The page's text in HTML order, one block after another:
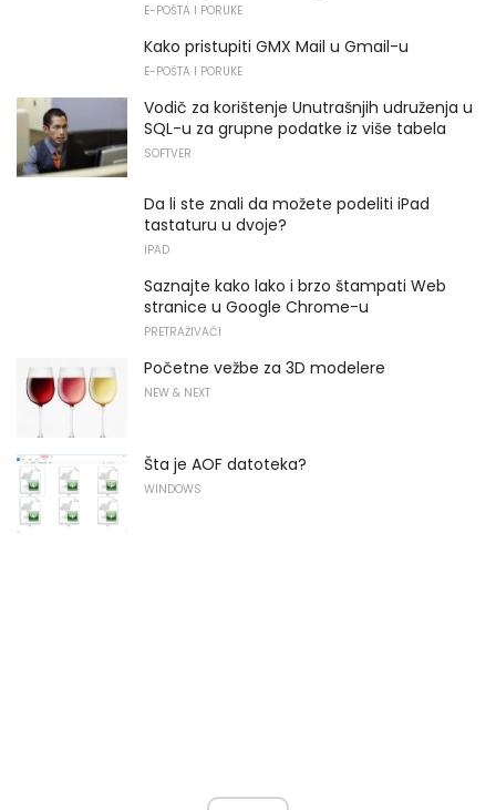
E-POŠTA I PORUKE
Kako pristupiti GMX Mail u Gmail-u
E-POŠTA I PORUKE
Vodič za korištenje Unutrašnjih udruženja u
SQL-u za grupne podatke iz više tabela
SOFTVER
Da li ste znali da možete podeliti iPad
tastaturu u dvoje?
IPAD
Saznajte kako lako i brzo štampati Web
stranice u Google Chrome-u
PRETRAŽIVAČI
Početne vežbe za 3D modelere
NEW & NEXT
Šta je AOF datoteka?
WINDOWS